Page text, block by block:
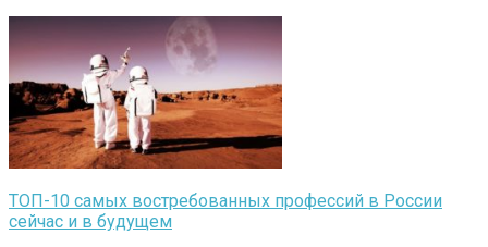
ТОП-10 самых востребованных профессий в России
сейчас и в будущем